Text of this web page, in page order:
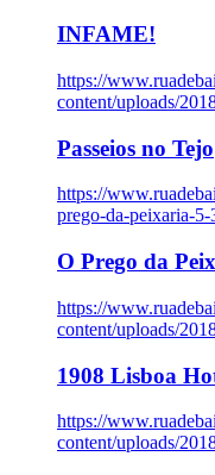
INFAME!
https://
content/uploads/
Passeios no Tejo
https://
prego-da-peixaria-
O Prego da
https://
content/uploads/
1908 Lisboa
https://
content/uploads/